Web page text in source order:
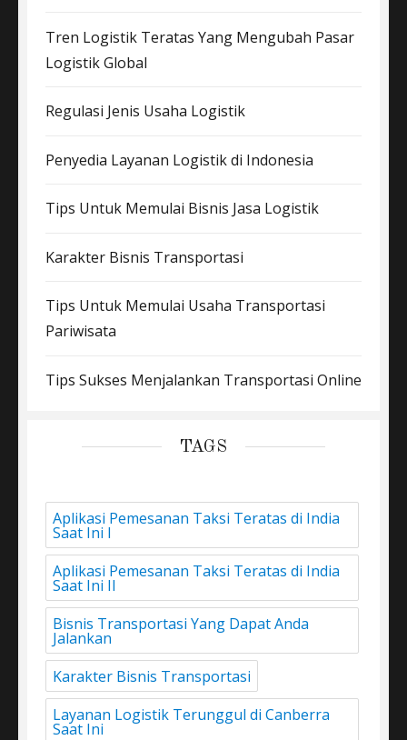
Tren Logistik Teratas Yang Mengubah Pasar
Logistik Global
Regulasi Jenis Usaha Logistik
Penyedia Layanan Logistik di Indonesia
Tips Untuk Memulai Bisnis Jasa Logistik
Karakter Bisnis Transportasi
Tips Untuk Memulai Usaha Transportasi
Pariwisata
Tips Sukses Menjalankan Transportasi Online
TAGS
Aplikasi Pemesanan Taksi Teratas di India
Saat Ini I
Aplikasi Pemesanan Taksi Teratas di India
Saat Ini II
Bisnis Transportasi Yang Dapat Anda
Jalankan
Karakter Bisnis Transportasi
Layanan Logistik Terunggul di Canberra
Saat Ini